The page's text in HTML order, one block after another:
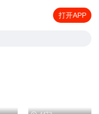
打开APP